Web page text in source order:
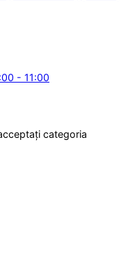
- 11:00
categoria